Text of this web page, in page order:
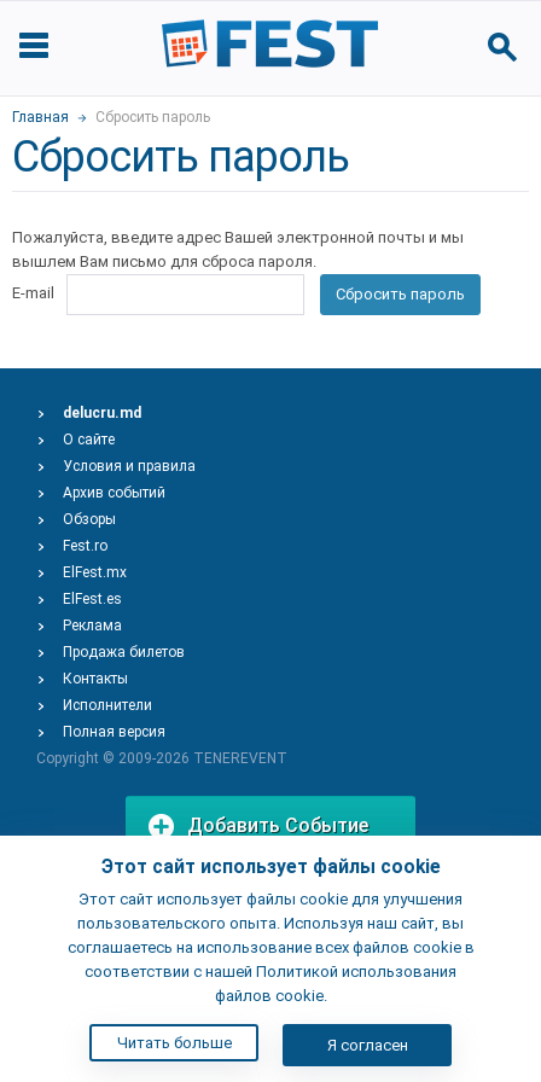
Главная Сбросить пароль
Сбросить пароль
Пожалуйста, введите адрес Вашей электронной почты и мы
вышлем Вам письмо для сброса пароля.
E-mail
Сбросить пароль
Этот сайт использует файлы cookie
Этот сайт использует файлы cookie для улучшения
пользовательского опыта. Используя наш сайт, вы
соглашаетесь на использование всех файлов cookie в
соответствии с нашей Политикой использования
файлов cookie.
Читать больше Я согласен
delucru.md
О сайте
Условия и правила
Архив событий
Обзоры
Fest.ro
ElFest.mx
ElFest.es
Реклама
Продажа билетов
Контакты
Исполнители
Полная версия
Copyright © 2009-2026 TENEREVENT
Добавить Событие
Добавить Заведение